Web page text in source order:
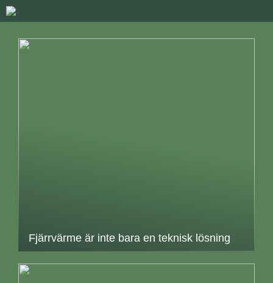
Fjärrvärme är inte bara en teknisk lösning